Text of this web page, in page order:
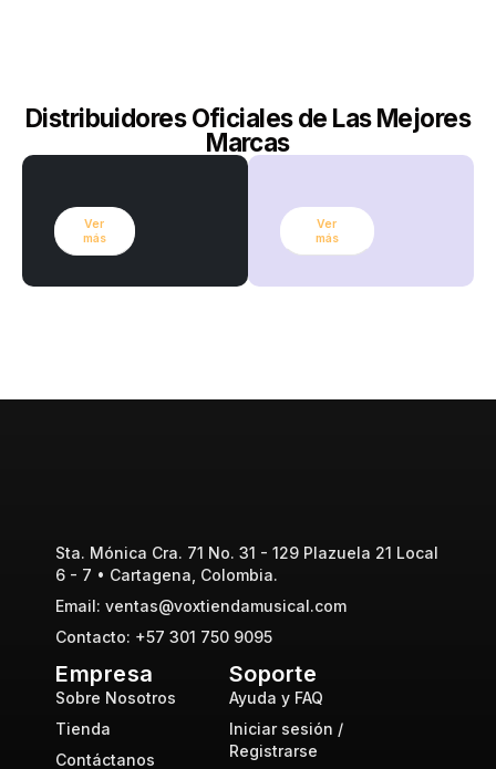
Distribuidores Oficiales de Las Mejores
Marcas
Ver
más
Ver
más
Sta. Mónica Cra. 71 No. 31 - 129 Plazuela 21 Local
6 - 7 • Cartagena, Colombia.
Email: ventas@voxtiendamusical.com
Contacto: +57 301 750 9095
Empresa
Sobre Nosotros
Tienda
Contáctanos
Soporte
Ayuda y FAQ
Iniciar sesión /
Registrarse